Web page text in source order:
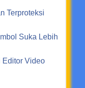
Terproteksi
Suka Lebih
Editor Video